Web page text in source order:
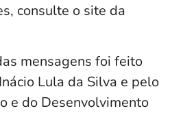
consulte o site da
mensagens foi feito
Lula da Silva e pelo
e do Desenvolvimento